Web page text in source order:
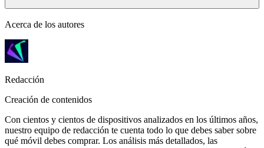
Acerca de los autores
Redacción
Creación de contenidos
Con cientos y cientos de dispositivos analizados en los últimos años,
nuestro equipo de redacción te cuenta todo lo que debes saber sobre
qué móvil debes comprar. Los análisis más detallados, las